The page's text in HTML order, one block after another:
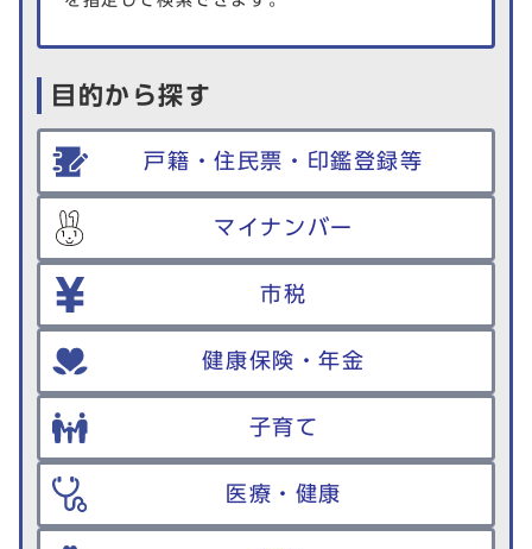
目的から探す
戸籍・住民票・印鑑登録等
マイナンバー
市税
健康保険・年金
子育て
医療・健康